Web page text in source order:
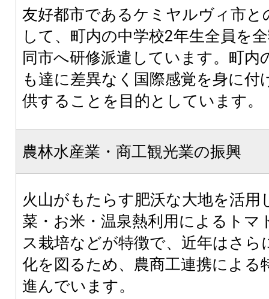
友好都市であるケミヤルヴィ市と
して、町内の中学校2年生全員を
同市へ研修派遣しています。町内
も達に差異なく国際感覚を身に付
供することを目的としています。
農林水産業・商工観光業の振興
火山がもたらす肥沃な大地を活用
菜・お米・温泉熱利用によるトマ
ス栽培などが特徴で、近年はさら
化を図るため、農商工連携による
進んでいます。